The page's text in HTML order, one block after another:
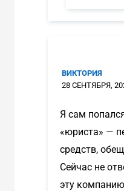
ВИКТОРИЯ
28 СЕНТЯБРЯ,
Я сам
«юриста» —
средств,
Сейчас не
эту